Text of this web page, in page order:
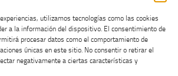
utilizamos tecnologías como las cookies
a la información del dispositivo. El consentimiento de
procesar datos como el comportamiento de
únicas en este sitio. No consentir o retirar el
negativamente a ciertas características y
de dudas, quejas y sugerencias